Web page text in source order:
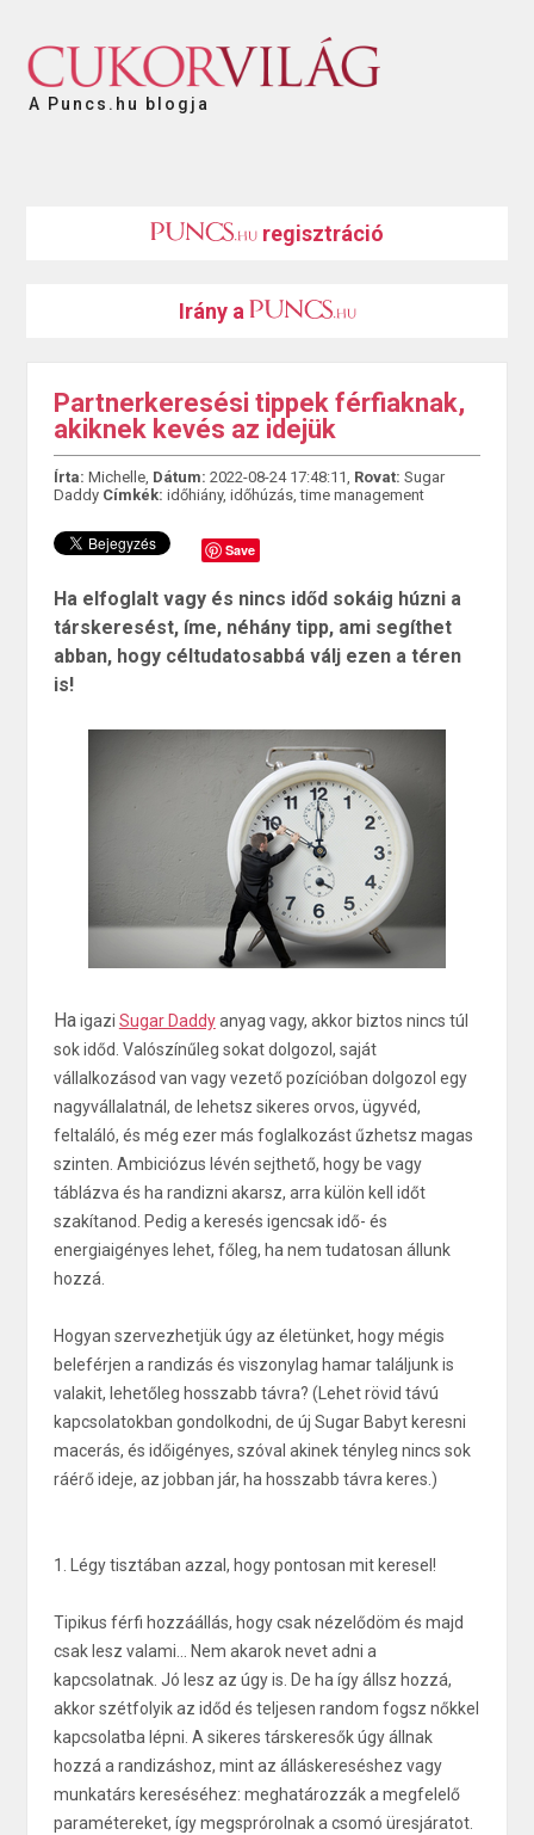
A Puncs.hu blogja
regisztráció
Irány a
Partnerkeresési tippek férfiaknak,
akiknek kevés az idejük
Írta: Michelle, Dátum: 2022-08-24 17:48:11, Rovat: Sugar
Daddy Címkék: időhiány, időhúzás,time management
Save
Ha elfoglalt vagy és nincs időd sokáig húzni a
társkeresést, íme, néhány tipp, ami segíthet
abban, hogy céltudatosabbá válj ezen a téren
is!
Haigazi Sugar Daddyanyag vagy, akkor biztos nincs túl
sok időd. Valószínűleg sokat dolgozol, saját
vállalkozásod van vagy vezető pozícióban dolgozol egy
nagyvállalatnál, de lehetsz sikeres orvos, ügyvéd,
feltaláló, és még ezer más foglalkozást űzhetsz magas
szinten. Ambiciózus lévén sejthető, hogy be vagy
táblázva és ha randizni akarsz, arra külön kell időt
szakítanod. Pedig a keresés igencsak idő- és
energiaigényes lehet, főleg, ha nem tudatosan állunk
hozzá.
Hogyan szervezhetjük úgy az életünket, hogy mégis
beleférjen a randizás és viszonylag hamar találjunk is
valakit, lehetőleg hosszabb távra? (Lehet rövid távú
kapcsolatokban gondolkodni, de új Sugar Babyt keresni
macerás, és időigényes, szóval akinek tényleg nincs sok
ráérő ideje, az jobban jár, ha hosszabb távra keres.)
1. Légy tisztában azzal, hogy pontosan mit keresel!
Tipikus férfi hozzáállás, hogy csak nézelődöm és majd
csak lesz valami... Nem akarok nevet adni a
kapcsolatnak. Jó lesz az úgy is. De ha így állsz hozzá,
akkor szétfolyik az időd és teljesen random fogsz nőkkel
kapcsolatba lépni. A sikeres társkeresők úgy állnak
hozzá a randizáshoz, mint az álláskereséshez vagy
munkatárs kereséséhez: meghatározzák a megfelelő
paramétereket, így megsprórolnak a csomó üresjáratot.